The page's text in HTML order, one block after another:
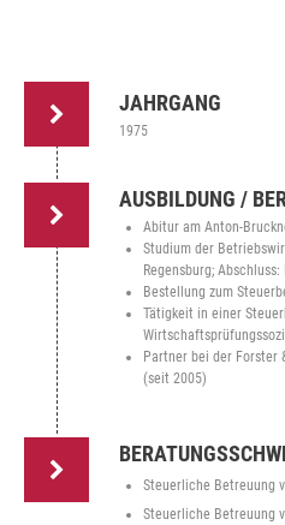
JAHRGANG
1975
AUSBILDUNG /
Abitur am Anton-
Studium der
Regensburg;
Bestellung zum
Tätigkeit in einer
Partner bei der Forster
(seit 2005)
Steuerliche Betreuung
Steuerliche Betreuung